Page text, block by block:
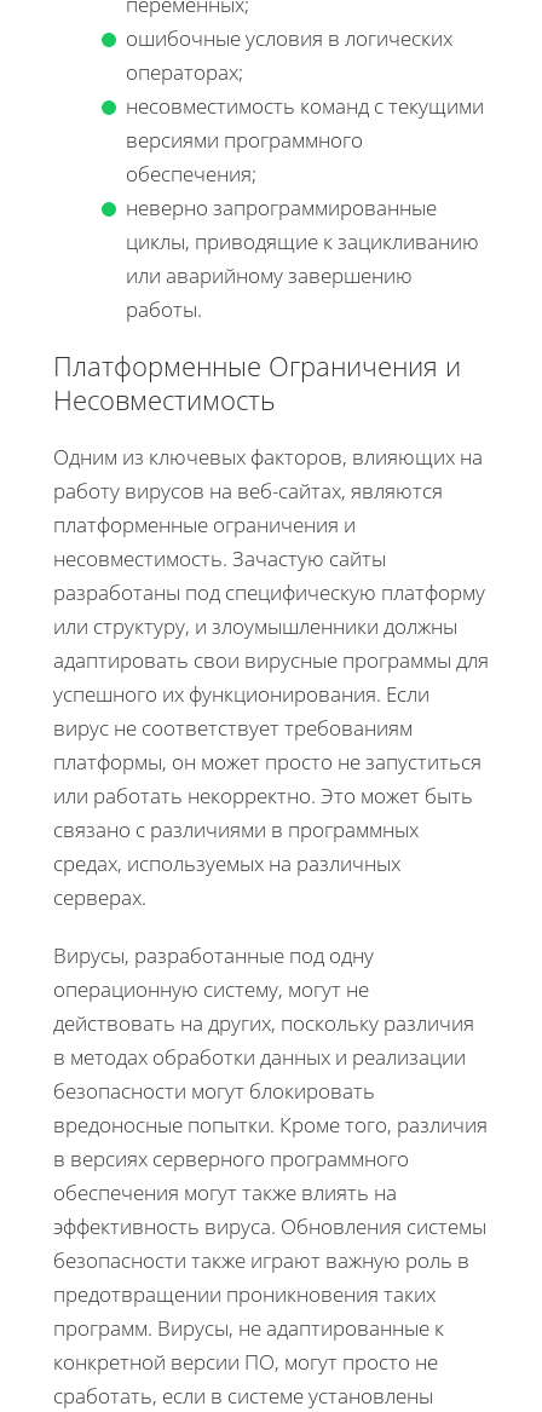
ошибочные условия в логических
операторах;
несовместимость команд с текущими
версиями программного
обеспечения;
неверно запрограммированные
циклы, приводящие к зацикливанию
или аварийному завершению
работы.
Платформенные Ограничения и
Несовместимость
Одним из ключевых факторов, влияющих на
работу вирусов на веб-сайтах, являются
платформенные ограничения и
несовместимость. Зачастую сайты
разработаны под специфическую платформу
или структуру, и злоумышленники должны
адаптировать свои вирусные программы для
успешного их функционирования. Если
вирус не соответствует требованиям
платформы, он может просто не запуститься
или работать некорректно. Это может быть
связано с различиями в программных
средах, используемых на различных
серверах.
Вирусы, разработанные под одну
операционную систему, могут не
действовать на других, поскольку различия
в методах обработки данных и реализации
безопасности могут блокировать
вредоносные попытки. Кроме того, различия
в версиях серверного программного
обеспечения могут также влиять на
эффективность вируса. Обновления системы
безопасности также играют важную роль в
предотвращении проникновения таких
программ. Вирусы, не адаптированные к
конкретной версии ПО, могут просто не
сработать, если в системе установлены